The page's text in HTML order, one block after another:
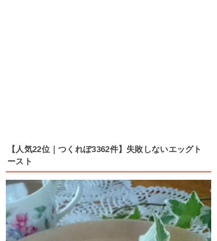
【人気22位｜つくれぽ3362件】失敗しないエッグト
ースト